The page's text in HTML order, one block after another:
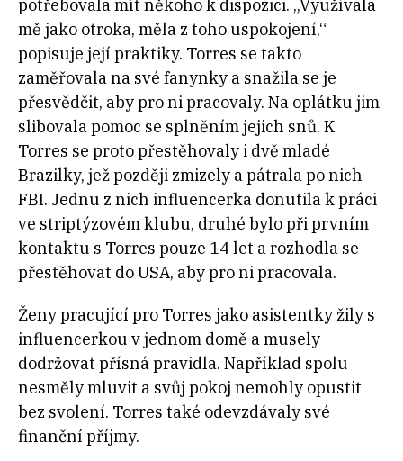
potřebovala mít někoho k dispozici. „Využívala
mě jako otroka, měla z toho uspokojení,“
popisuje její praktiky. Torres se takto
zaměřovala na své fanynky a snažila se je
přesvědčit, aby pro ni pracovaly. Na oplátku jim
slibovala pomoc se splněním jejich snů. K
Torres se proto přestěhovaly i dvě mladé
Brazilky, jež později zmizely a pátrala po nich
FBI. Jednu z nich influencerka donutila k práci
ve striptýzovém klubu, druhé bylo při prvním
kontaktu s Torres pouze 14 let a rozhodla se
přestěhovat do USA, aby pro ni pracovala.
Ženy pracující pro Torres jako asistentky žily s
influencerkou v jednom domě a musely
dodržovat přísná pravidla. Například spolu
nesměly mluvit a svůj pokoj nemohly opustit
bez svolení. Torres také odevzdávaly své
finanční příjmy.